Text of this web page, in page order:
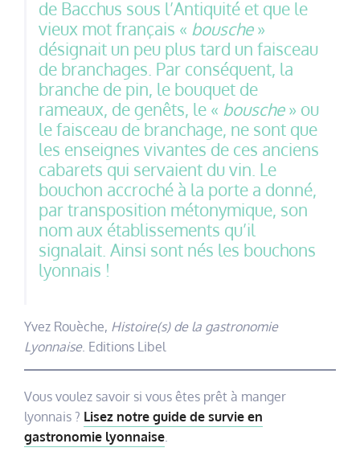
de Bacchus sous l’Antiquité et que le
vieux mot français « bousche»
désignait un peu plus tard un faisceau
de branchages. Par conséquent, la
branche de pin, le bouquet de
rameaux, de genêts, le « bousche» ou
le faisceau de branchage, ne sont que
les enseignes vivantes de ces anciens
cabarets qui servaient du vin. Le
bouchon accroché à la porte a donné,
par transposition métonymique, son
nom aux établissements qu’il
signalait. Ainsi sont nés les bouchons
lyonnais !
Yvez Rouèche, Histoire(s) de la gastronomie
Lyonnaise. Editions Libel
Vous voulez savoir si vous êtes prêt à manger
lyonnais ? Lisez notre guide de survie en
gastronomie lyonnaise.